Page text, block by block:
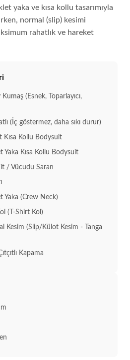
yaka ve kısa kollu tasarımıyla
normal (slip) kesimi
rahatlık ve hareket
(Esnek, Toparlayıcı,
(İç göstermez, daha sıkı durur)
Kısa Kollu Bodysuit
Yaka Kısa Kollu Bodysuit
/ Vücudu Saran
Yaka (Crew Neck)
(T-Shirt Kol)
Kesim (Slip/Külot Kesim - Tanga
Kapama